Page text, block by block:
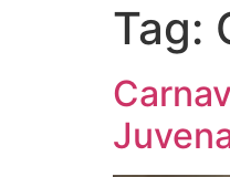
Tag: